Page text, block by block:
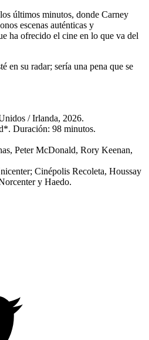
últimos minutos, donde Carney
escenas auténticas y
ha ofrecido el cine en lo que va del
en su radar; sería una pena que se
/ Irlanda, 2026.
Duración: 98 minutos.
Peter McDonald, Rory Keenan,
Cinépolis Recoleta, Houssay
y Haedo.